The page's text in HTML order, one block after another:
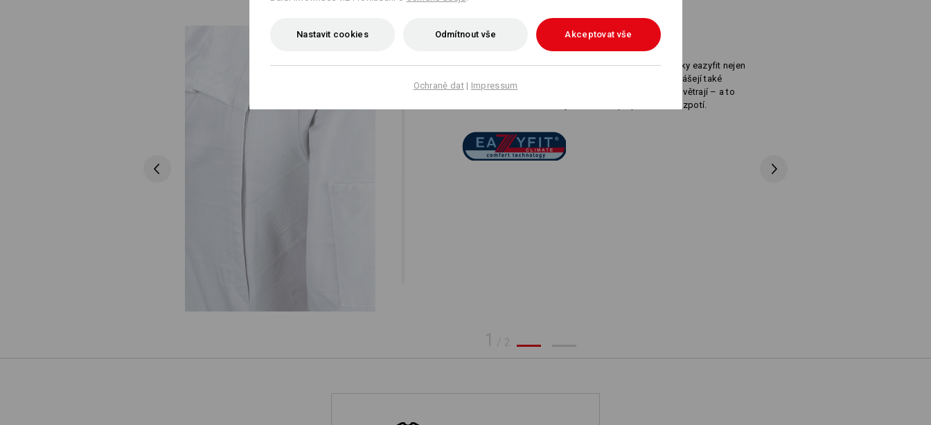
JEDNO POUŽITÍ – DVĚ VÝHODY
Hned dvojí úleva pro záda a ramena: Osvědčené vložky eazyfit nejen
flexibilně usnadňují provádění všech pohybů, ale přinášejí také
potřebné osvěžení. Neuralgické zóny se příjemně provětrají – a to
určitě znamená úlevu, když se člověk při práci hodně zpotí.
1 / 2
Nastavit cookies Odmítnout vše Akceptovat vše
Ochraně dat| Impressum